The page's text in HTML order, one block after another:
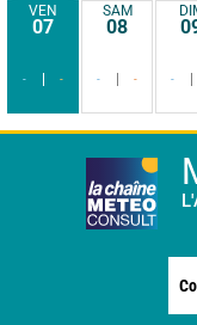
VEN
07
- -
SAM
08
- - -